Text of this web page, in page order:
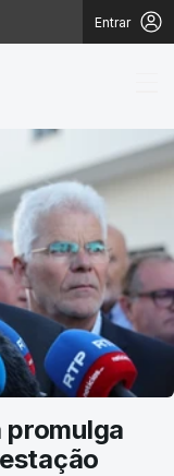
Entrar
promulga